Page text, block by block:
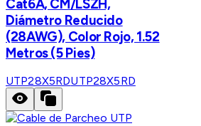
Cat6A, CM/LSZH,
Diámetro Reducido
(28AWG), Color Rojo, 1.52
Metros (5 Pies)
UTP28X5RDUTP28X5RD